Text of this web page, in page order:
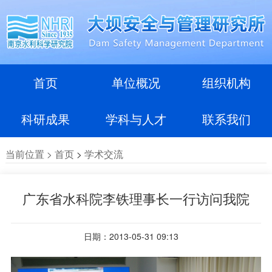
首页 单位概况 组织机构
科研成果 学科与人才 联系我们
当前位置 > 首页> 学术交流
广东省水科院李铁理事长一行访问我院
日期：2013-05-31 09:13